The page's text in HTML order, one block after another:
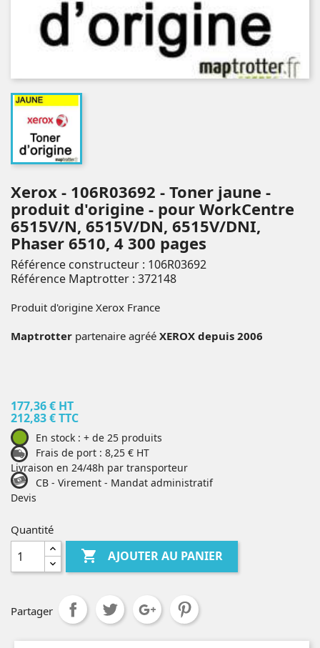
Xerox - 106R03692 - Toner jaune -
produit d'origine - pour WorkCentre
6515V/N, 6515V/DN, 6515V/DNI,
Phaser 6510, 4 300 pages
Référence constructeur : 106R03692
Référence Maptrotter : 372148
Produit d'origine Xerox France
Maptrotter partenaire agréé XEROX depuis 2006
177,36 € HT
212,83 € TTC
En stock : + de 25 produits
Frais de port : 8,25 € HT
Livraison en 24/48h par transporteur
CB - Virement - Mandat administratif
Devis
Quantité
 AJOUTER AU PANIER
Partager